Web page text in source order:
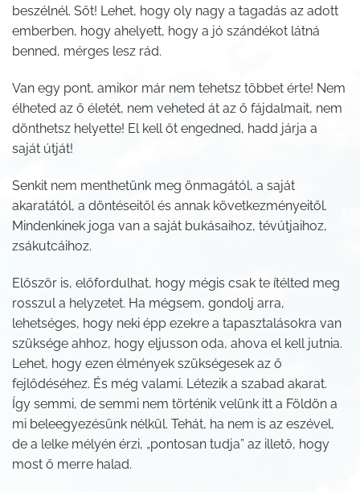
beszélnél. Sőt! Lehet, hogy oly nagy a tagadás az adott
emberben, hogy ahelyett, hogy a jó szándékot látná
benned, mérges lesz rád.
Van egy pont, amikor már nem tehetsz többet érte! Nem
élheted az ő életét, nem veheted át az ő fájdalmait, nem
dönthetsz helyette! El kell őt engedned, hadd járja a
saját útját!
Senkit nem menthetünk meg önmagától, a saját
akaratától, a döntéseitől és annak következményeitől.
Mindenkinek joga van a saját bukásaihoz, tévútjaihoz,
zsákutcáihoz.
Először is, előfordulhat, hogy mégis csak te ítélted meg
rosszul a helyzetet. Ha mégsem, gondolj arra,
lehetséges, hogy neki épp ezekre a tapasztalásokra van
szüksége ahhoz, hogy eljusson oda, ahova el kell jutnia.
Lehet, hogy ezen élmények szükségesek az ő
fejlődéséhez. És még valami. Létezik a szabad akarat.
Így semmi, de semmi nem történik velünk itt a Földön a
mi beleegyezésünk nélkül. Tehát, ha nem is az eszével,
de a lelke mélyén érzi, „pontosan tudja” az illető, hogy
most ő merre halad.